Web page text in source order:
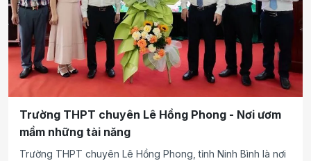
Trường THPT chuyên Lê Hồng Phong - Nơi ươm
mầm những tài năng
Trường THPT chuyên Lê Hồng Phong, tỉnh Ninh Bình là nơi